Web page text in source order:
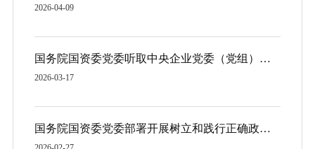
2026-04-09
国务院国资委党委听取中央企业党委（党组）负责人党建工作述职
2026-03-17
国务院国资委党委部署开展树立和践行正确政绩观学习教育工作 高标准严要求高质量组织实施 确保国资央企学习教育取得实效